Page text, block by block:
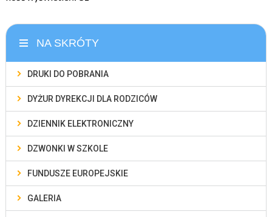
NA SKRÓTY
DRUKI DO POBRANIA
DYŻUR DYREKCJI DLA RODZICÓW
DZIENNIK ELEKTRONICZNY
DZWONKI W SZKOLE
FUNDUSZE EUROPEJSKIE
GALERIA